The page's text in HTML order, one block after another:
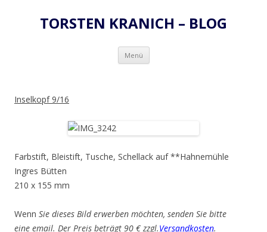
TORSTEN KRANICH – BLOG
Menü Zum
springen
Inselkopf 9/16
Farbstift, Bleistift, Tusche, Schellack auf **Hahnemühle
Ingres Bütten
210 x 155 mm
Wenn Sie dieses Bild erwerben möchten, senden Sie bitte
eine email. Der Preis beträgt 90 € zzgl.Versandkosten.